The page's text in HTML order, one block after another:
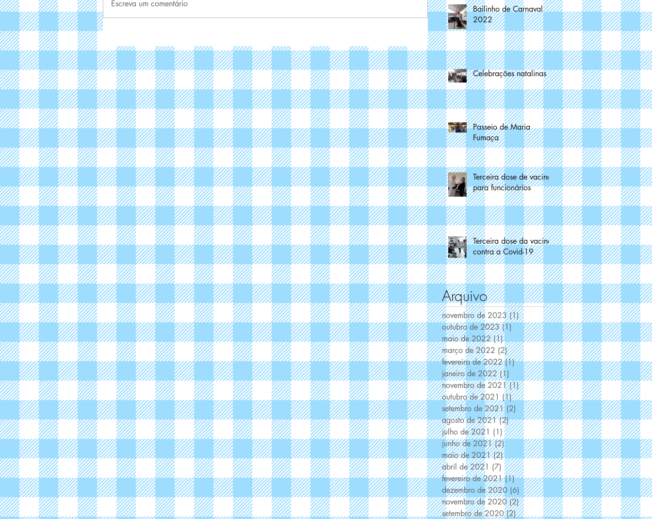
Escreva um comentário
Bailinho de Carnaval
2022
Celebrações natalinas
Passeio de Maria
Fumaça
Terceira dose de vacina
para funcionários
Terceira dose da vacina
contra a Covid-19
Arquivo
novembro de 2023 (1)1 post
outubro de 2023 (1) 1 post
maio de 2022 (1)1 post
março de 2022 (2)2 posts
fevereiro de 2022 (1)1 post
janeiro de 2022 (1) 1 post
novembro de 2021 (1)1 post
outubro de 2021 (1)1 post
setembro de 2021 (2) 2 posts
agosto de 2021 (2)2 posts
julho de 2021 (1) 1 post
junho de 2021 (2) 2 posts
maio de 2021 (2)2 posts
abril de 2021 (7) 7 posts
fevereiro de 2021 (1)1 post
dezembro de 2020 (6) 6 posts
novembro de 2020 (2)2 posts
setembro de 2020 (2)2 posts